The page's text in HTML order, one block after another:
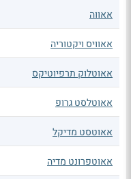
אאווה
אאוויס ויקטוריה
אאוטלוק תרפיוטיקס
אאוטלסט גרופ
אאוטסט מדיקל
אאוטפרונט מדיה